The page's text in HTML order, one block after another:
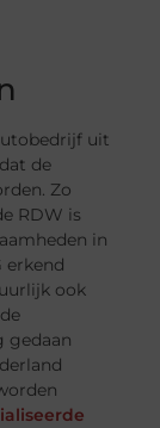
uit
de
Zo
RDW is
in
erkend
ook
gedaan